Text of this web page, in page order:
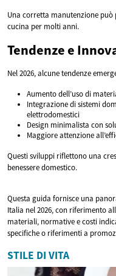
Una corretta manutenzione può
cucina per molti anni.
Tendenze e
Nel 2026, alcune tendenze
Aumento dell’uso di
Integrazione di sistemi
elettrodomestici
Design minimalista con
Maggiore attenzione
Questi sviluppi riflettono una
benessere domestico.
Questa guida fornisce una
Italia nel 2026, con riferimento
materiali, normative e costi
specifiche o riferimenti a
STILE DI VITA